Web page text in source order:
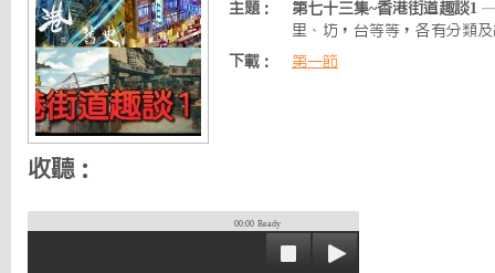
主題：
第七十三集~香港街道趣談1 —
里、坊，台等等，各有分類
下載：
第一節
收聽：
00:00 Ready